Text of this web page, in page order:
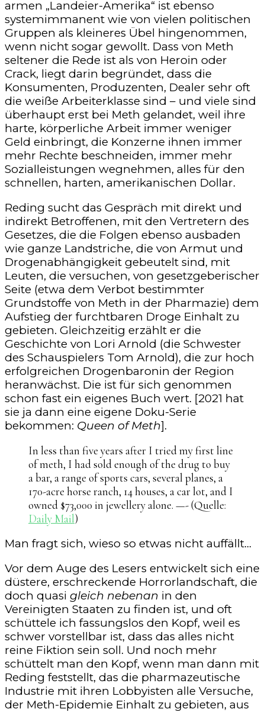
armen „Landeier-Amerika“ ist ebenso
systemimmanent wie von vielen politischen
Gruppen als kleineres Übel hingenommen,
wenn nicht sogar gewollt. Dass von Meth
seltener die Rede ist als von Heroin oder
Crack, liegt darin begründet, dass die
Konsumenten, Produzenten, Dealer sehr oft
die weiße Arbeiterklasse sind – und viele sind
überhaupt erst bei Meth gelandet, weil ihre
harte, körperliche Arbeit immer weniger
Geld einbringt, die Konzerne ihnen immer
mehr Rechte beschneiden, immer mehr
Sozialleistungen wegnehmen, alles für den
schnellen, harten, amerikanischen Dollar.
Reding sucht das Gespräch mit direkt und
indirekt Betroffenen, mit den Vertretern des
Gesetzes, die die Folgen ebenso ausbaden
wie ganze Landstriche, die von Armut und
Drogenabhängigkeit gebeutelt sind, mit
Leuten, die versuchen, von gesetzgeberischer
Seite (etwa dem Verbot bestimmter
Grundstoffe von Meth in der Pharmazie) dem
Aufstieg der furchtbaren Droge Einhalt zu
gebieten. Gleichzeitig erzählt er die
Geschichte von Lori Arnold (die Schwester
des Schauspielers Tom Arnold), die zur hoch
erfolgreichen Drogenbaronin der Region
heranwächst. Die ist für sich genommen
schon fast ein eigenes Buch wert. [2021 hat
sie ja dann eine eigene Doku-Serie
bekommen: Queen of Meth].
In less than five years after I tried my first line
of meth, I had sold enough of the drug to buy
a bar, a range of sports cars, several planes, a
170-acre horse ranch, 14 houses, a car lot, and I
owned $73,000 in jewellery alone. —- (Quelle:
Daily Mail)
Man fragt sich, wieso so etwas nicht auffällt…
Vor dem Auge des Lesers entwickelt sich eine
düstere, erschreckende Horrorlandschaft, die
doch quasi gleich nebenan in den
Vereinigten Staaten zu finden ist, und oft
schüttele ich fassungslos den Kopf, weil es
schwer vorstellbar ist, dass das alles nicht
reine Fiktion sein soll. Und noch mehr
schüttelt man den Kopf, wenn man dann mit
Reding feststellt, das die pharmazeutische
Industrie mit ihren Lobbyisten alle Versuche,
der Meth-Epidemie Einhalt zu gebieten, aus